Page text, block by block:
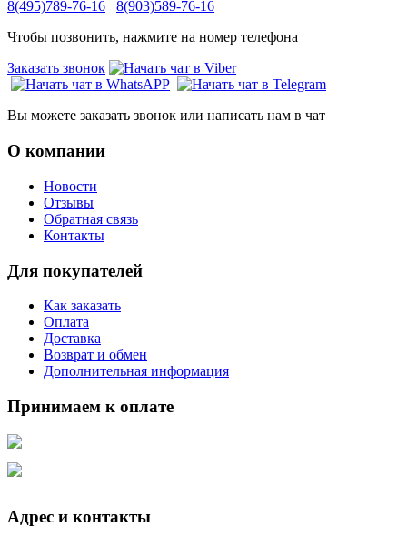
8(495)789-76-16
8(903)589-76-16
Чтобы позвонить, нажмите на номер телефона
Заказать звонок
Вы можете заказать звонок или написать нам в чат
О компании
Новости
Отзывы
Обратная связь
Контакты
Для покупателей
Как заказать
Оплата
Доставка
Возврат и обмен
Дополнительная информация
Принимаем к оплате
Адрес и контакты